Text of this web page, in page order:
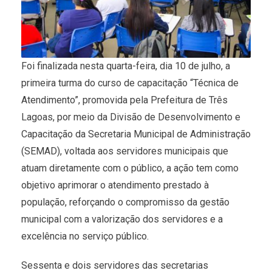
Foi finalizada nesta quarta-feira, dia 10 de julho, a
primeira turma do curso de capacitação “Técnica de
Atendimento”, promovida pela Prefeitura de Três
Lagoas, por meio da Divisão de Desenvolvimento e
Capacitação da Secretaria Municipal de Administração
(SEMAD), voltada aos servidores municipais que
atuam diretamente com o público, a ação tem como
objetivo aprimorar o atendimento prestado à
população, reforçando o compromisso da gestão
municipal com a valorização dos servidores e a
excelência no serviço público.
Sessenta e dois servidores das secretarias